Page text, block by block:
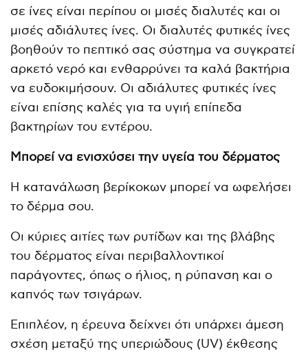
σε ίνες είναι περίπου οι μισές διαλυτές και οι
μισές αδιάλυτες ίνες. Οι διαλυτές φυτικές ίνες
βοηθούν το πεπτικό σας σύστημα να συγκρατεί
αρκετό νερό και ενθαρρύνει τα καλά βακτήρια
να ευδοκιμήσουν. Οι αδιάλυτες φυτικές ίνες
είναι επίσης καλές για τα υγιή επίπεδα
βακτηρίων του εντέρου.
Μπορεί να ενισχύσει την υγεία του δέρματος
Η κατανάλωση βερίκοκων μπορεί να ωφελήσει
το δέρμα σου.
Οι κύριες αιτίες των ρυτίδων και της βλάβης
του δέρματος είναι περιβαλλοντικοί
παράγοντες, όπως ο ήλιος, η ρύπανση και ο
καπνός των τσιγάρων.
Επιπλέον, η έρευνα δείχνει ότι υπάρχει άμεση
σχέση μεταξύ της υπεριώδους (UV) έκθεσης